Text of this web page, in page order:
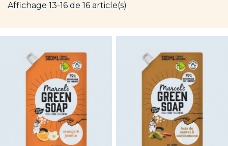
Affichage 13-16 de 16 article(s)